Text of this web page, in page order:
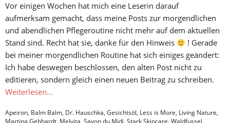
Vor einigen Wochen hat mich eine Leserin darauf
aufmerksam gemacht, dass meine Posts zur morgendlichen
und abendlichen Pflegeroutine nicht mehr auf dem aktuellen
Stand sind. Recht hat sie, danke für den Hinweis
! Gerade
bei meiner morgendlichen Routine hat sich einiges geändert:
Ich habe deswegen beschlossen, den alten Post nicht zu
editieren, sondern gleich einen neuen Beitrag zu schreiben.
Weiterlesen…
Apeiron, Balm Balm, Dr. Hauschka, Gesichtsöl, Less is More, Living Nature,